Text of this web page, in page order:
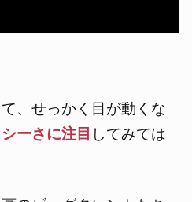
、せっかく目が動くな
ーさに注目 してみては